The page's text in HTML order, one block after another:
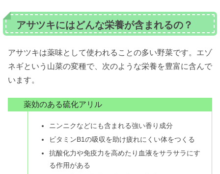
アサツキにはどんな栄養が含まれるの？
アサツキは薬味として使われることの多い野菜です。エゾ
ネギという山菜の変種で、次のような栄養を豊富に含んで
います。
薬効のある硫化アリル
ニンニクなどにも含まれる強い香り成分
ビタミンB1の吸収を助け疲れにくい体をつくる
抗酸化力や免疫力を高めたり血液をサラサラにす
る作用がある